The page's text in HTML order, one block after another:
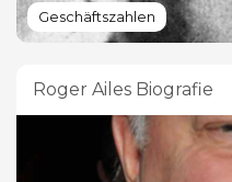
Geschäftszahlen
Roger Ailes Biografie